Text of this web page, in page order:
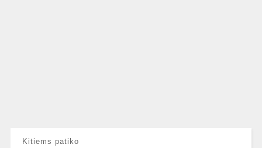
Kitiems patiko